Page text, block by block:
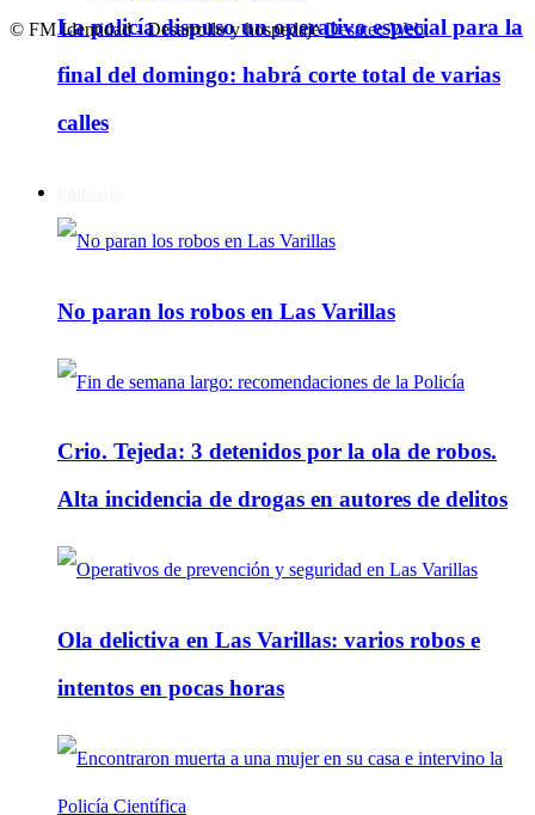
La policía dispuso un operativo especial para la
final del domingo: habrá corte total de varias
calles
No paran los robos en Las Varillas
Crio. Tejeda: 3 detenidos por la ola de robos.
Alta incidencia de drogas en autores de delitos
Ola delictiva en Las Varillas: varios robos e
intentos en pocas horas
© FM Identidad - Desarrollo y hospedajeDesatec Web.